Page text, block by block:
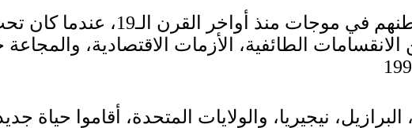
بدأ اللبنانيّون مغادرة
الطائفية، الأزمات الاقتصادية،
نيجيريا، والولايات المتحدة، أقاموا حياة